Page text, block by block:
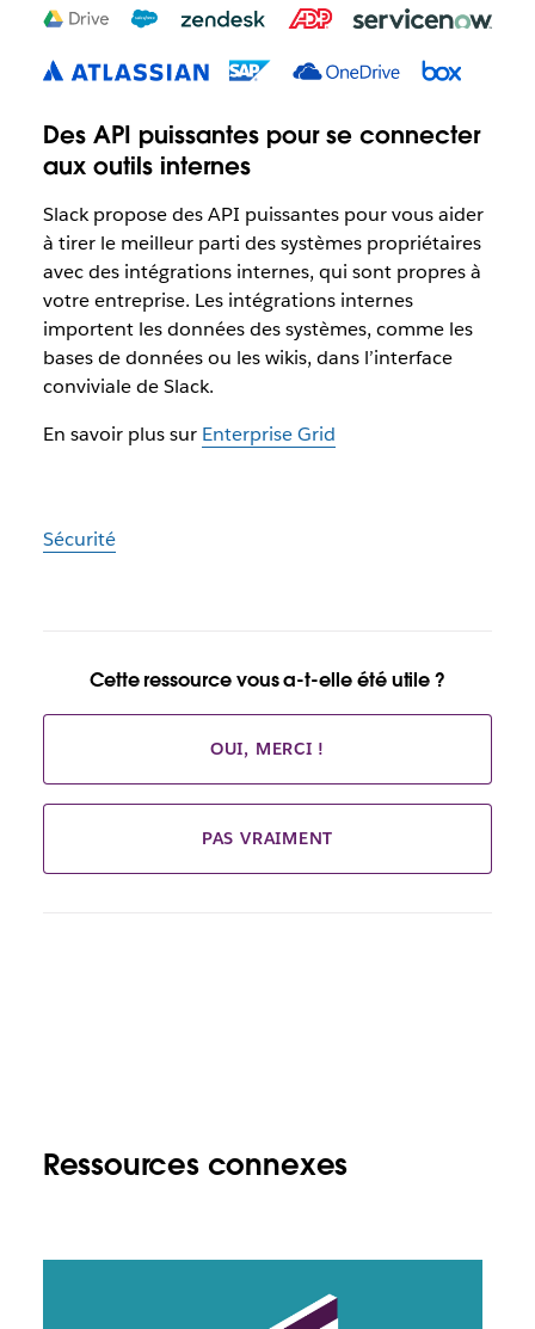
Des API puissantes pour se connecter
aux outils internes
Slack propose des API puissantes pour vous aider
à tirer le meilleur parti des systèmes propriétaires
avec des intégrations internes, qui sont propres à
votre entreprise. Les intégrations internes
importent les données des systèmes, comme les
bases de données ou les wikis, dans l’interface
conviviale de Slack.
En savoir plus sur Enterprise Grid
Sécurité
Cette ressource vous a-t-elle été utile ?
OUI, MERCI !
PAS VRAIMENT
Ressources connexes